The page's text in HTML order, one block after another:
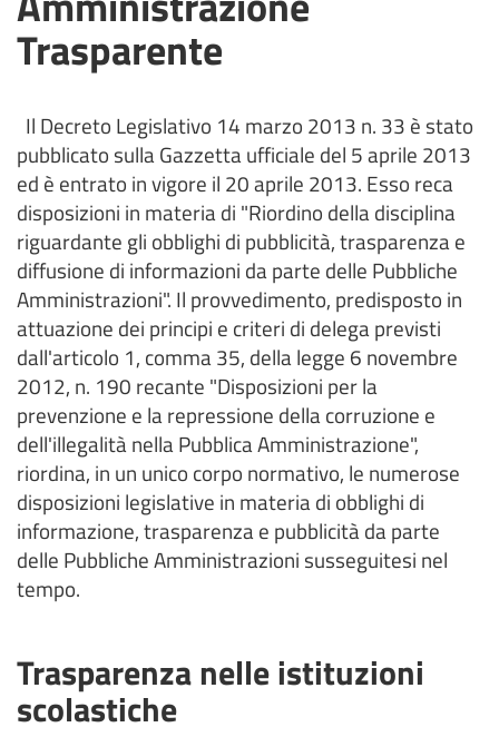
Trasparente
Il Decreto Legislativo 14 marzo 2013 n. 33 è stato
pubblicato sulla Gazzetta ufficiale del 5 aprile 2013
ed è entrato in vigore il 20 aprile 2013. Esso reca
disposizioni in materia di "Riordino della disciplina
riguardante gli obblighi di pubblicità, trasparenza e
diffusione di informazioni da parte delle Pubbliche
Amministrazioni". Il provvedimento, predisposto in
attuazione dei principi e criteri di delega previsti
dall'articolo 1, comma 35, della legge 6 novembre
2012, n. 190 recante "Disposizioni per la
prevenzione e la repressione della corruzione e
dell'illegalità nella Pubblica Amministrazione",
riordina, in un unico corpo normativo, le numerose
disposizioni legislative in materia di obblighi di
informazione, trasparenza e pubblicità da parte
delle Pubbliche Amministrazioni susseguitesi nel
tempo.
Trasparenza nelle istituzioni
scolastiche